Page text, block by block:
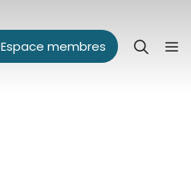
Espace membres